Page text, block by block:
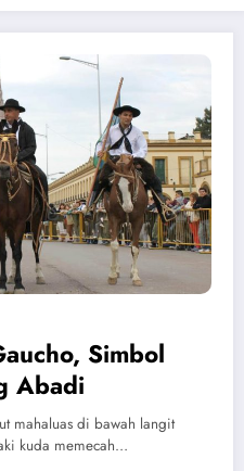
Simbol
Abadi
mahaluas di bawah langit
kuda memecah…